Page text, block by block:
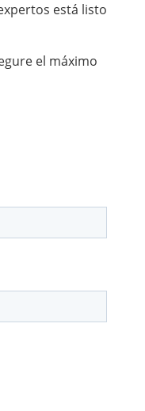
está listo
el máximo